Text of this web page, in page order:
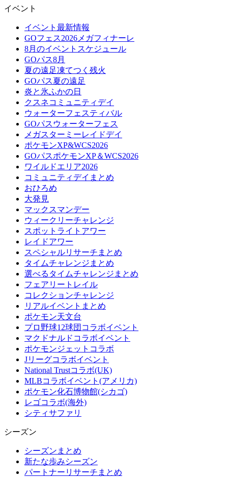
イベント
イベント最新情報
GOフェス2026メガフィナーレ
8月のイベントスケジュール
GOパス8月
夏の遠足凍てつく残火
GOパス夏の遠足
炎と氷ふかの日
クスネコミュニティデイ
ウォーターフェスティバル
GOパスウォーターフェス
メガスターミーレイドデイ
ポケモンXP&WCS2026
GOパスポケモンXP＆WCS2026
ワイルドエリア2026
コミュニティデイまとめ
おひろめ
大発見
マックスマンデー
ウィークリーチャレンジ
スポットライトアワー
レイドアワー
スペシャルリサーチまとめ
タイムチャレンジまとめ
選べるタイムチャレンジまとめ
フェアリートレイル
コレクションチャレンジ
リアルイベントまとめ
ポケモン天文台
プロ野球12球団コラボイベント
マクドナルドコラボイベント
ポケモンジェットコラボ
Jリーグコラボイベント
National Trustコラボ(UK)
MLBコラボイベント(アメリカ)
ポケモン化石博物館(シカゴ)
レゴコラボ(海外)
シティサファリ
シーズン
シーズンまとめ
新たな歩みシーズン
パートナーリサーチまとめ